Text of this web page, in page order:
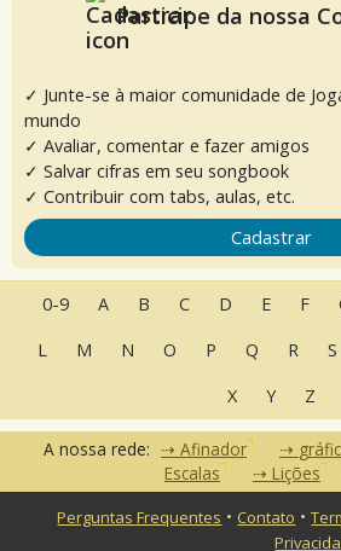
Participe da nossa
✓ Junte-se à maior comunidade de
mundo
✓ Avaliar, comentar e fazer amigos
✓ Salvar cifras em seu songbook
✓ Contribuir com tabs, aulas, etc.
Cadastrar
0-9 A B C D E F
L
M N O P Q R S
X
Y Z
A nossa rede: Afinador
Escalas
Lições
Perguntas Frequentes • Contato •